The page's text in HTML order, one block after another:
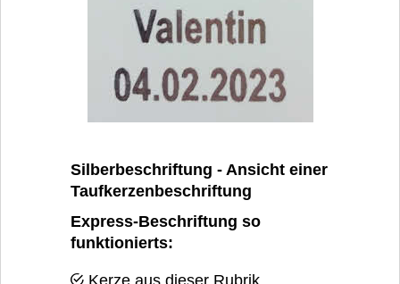
Silberbeschriftung - Ansicht einer
Taufkerzenbeschriftung
Express-Beschriftung so
funktionierts:
Kerze aus dieser Rubrik